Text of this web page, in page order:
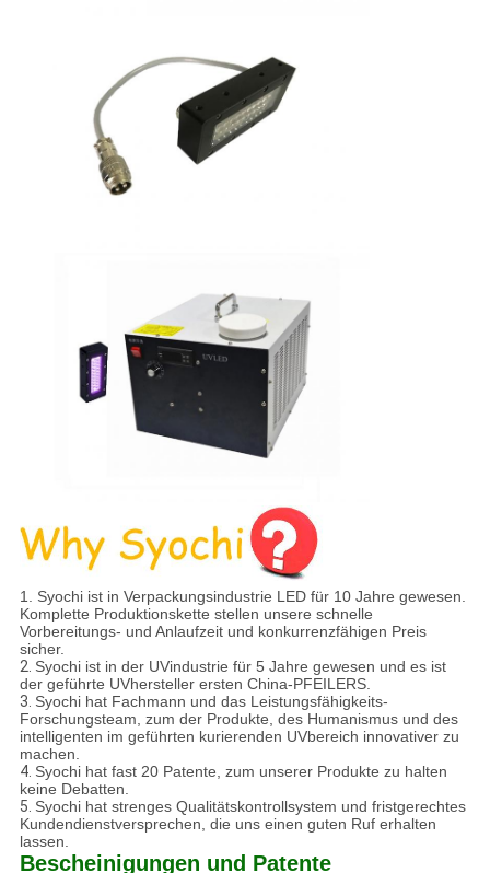
1. Syochi ist in Verpackungsindustrie LED für 10 Jahre gewesen.
Komplette Produktionskette stellen unsere schnelle
Vorbereitungs- und Anlaufzeit und konkurrenzfähigen Preis
sicher.
2. Syochi ist in der UVindustrie für 5 Jahre gewesen und es ist
der geführte UVhersteller ersten China-PFEILERS.
3. Syochi hat Fachmann und das Leistungsfähigkeits-
Forschungsteam, zum der Produkte, des Humanismus und des
intelligenten im geführten kurierenden UVbereich innovativer zu
machen.
4. Syochi hat fast 20 Patente, zum unserer Produkte zu halten
keine Debatten.
5. Syochi hat strenges Qualitätskontrollsystem und fristgerechtes
Kundendienstversprechen, die uns einen guten Ruf erhalten
lassen.
Bescheinigungen und Patente